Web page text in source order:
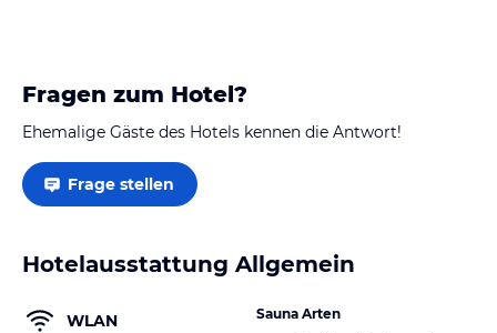
Fragen zum Hotel?
Ehemalige Gäste des Hotels kennen die Antwort!
Frage stellen
Hotelausstattung Allgemein
WLAN
Sauna Arten